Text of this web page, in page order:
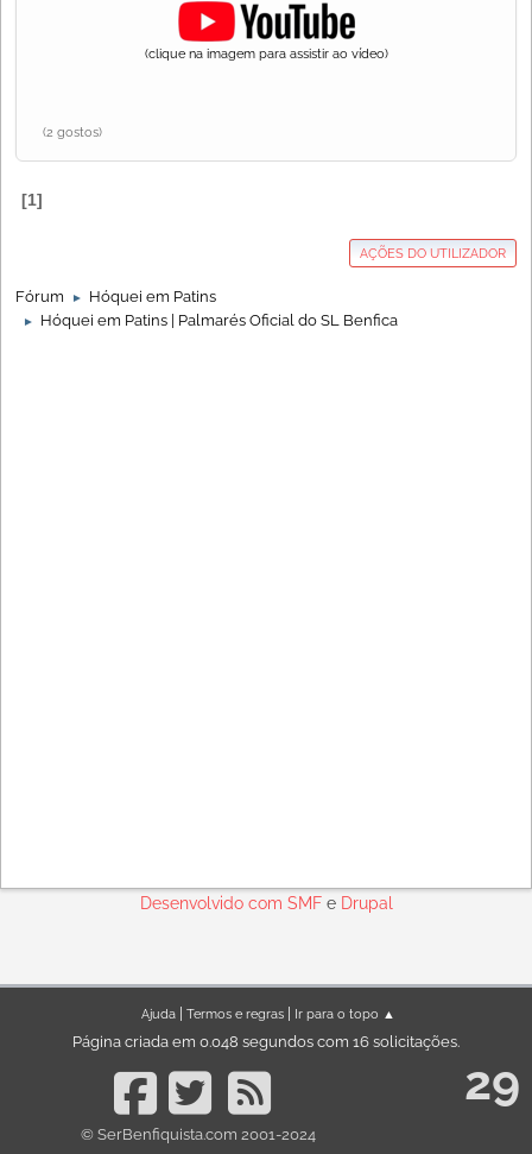
(clique na imagem para assistir ao vídeo)
(2 gostos)
1
AÇÕES DO UTILIZADOR
Fórum ► Hóquei em Patins
► Hóquei em Patins | Palmarés Oficial do SL Benfica
Desenvolvido com SMFe Drupal
Ajuda| Termos e regras| Ir para o topo ▲
Página criada em 0.048 segundos com 16 solicitações.
© SerBenfiquista.com 2001-2024
29